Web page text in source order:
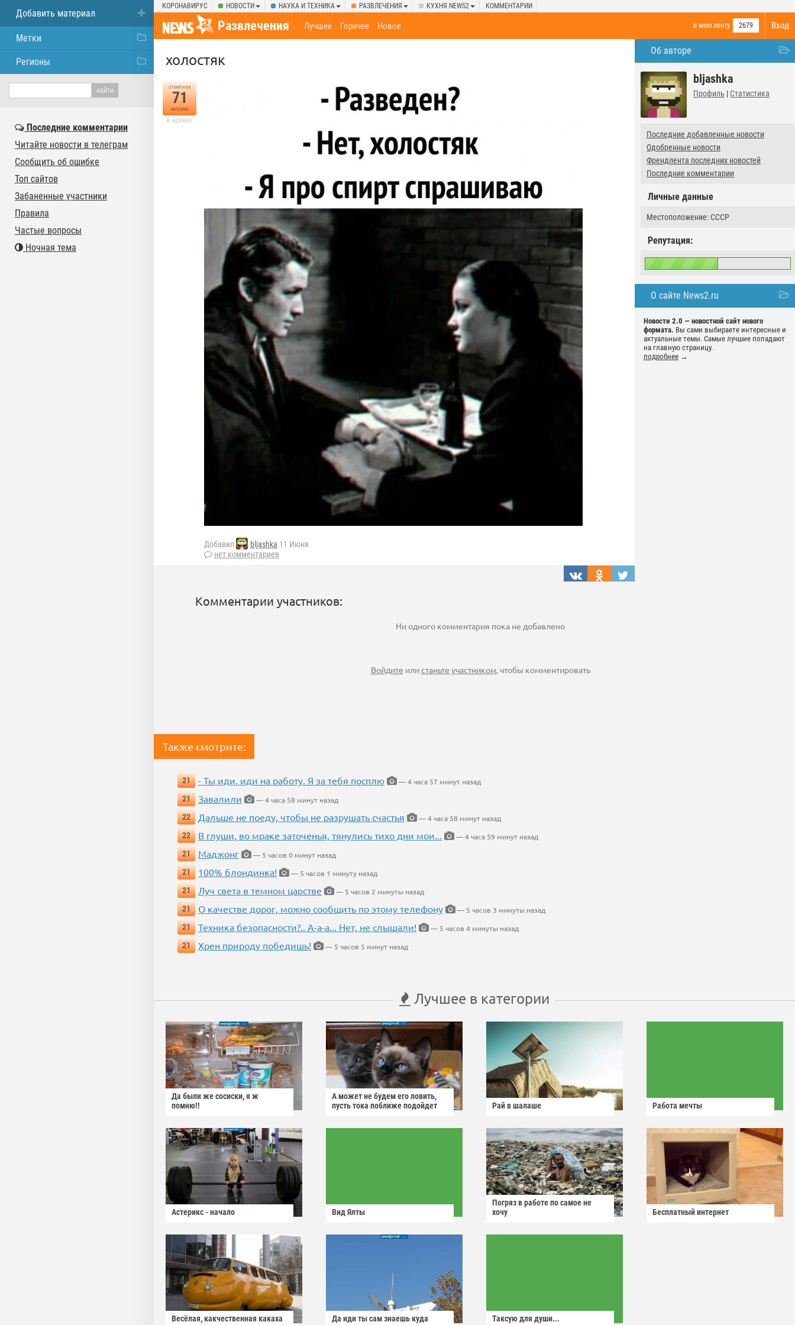
КОРОНАВИРУС НОВОСТИ НАУКА И ТЕХНИКА РАЗВЛЕЧЕНИЯ КУХНЯ NEWS2 КОММЕНТАРИИ
Вход
Развлечения в мою ленту 2679
Лучшее Горячее Новое
Об авторе
bljashka
Профиль | Статистика
Последние добавленные новости
Одобренные новости
Френдлента последних новостей
Последние комментарии
Личные данные
Местоположение: СССР
Репутация:
О сайте News2.ru
Новости 2.0 — новостной сайт нового
формата. Вы сами выбираете интересные и
актуальные темы. Самые лучшие попадают
на главную страницу.
подробнее →
холостяк
отметили
71
человек
в архиве
Добавил bljashka 11 Июня
нет комментариев
Комментарии участников:
Ни одного комментария пока не добавлено
Войдите илистаньте участником, чтобы комментировать
Также смотрите:
21 - Ты иди, иди на работу. Я за тебя посплю
— 4 часа 57 минут назад
21
Завалили
— 4 часа 58 минут назад
22
Дальше не поеду, чтобы не разрушать счастья
— 4 часа 58 минут назад
22
В глуши, во мраке заточенья, тянулись тихо дни мои...
— 4 часа 59 минут назад
21
Маджонг
— 5 часов 0 минут назад
21
100% блондинка!
— 5 часов 1 минуту назад
21
Луч света в темном царстве
— 5 часов 2 минуты назад
21
О качестве дорог, можно сообщить по этому телефону
— 5 часов 3 минуты назад
21
Техника безопасности?.. А-а-а... Нет, не слышали!
— 5 часов 4 минуты назад
21
Хрен природу победишь! — 5 часов 5 минут назад
Лучшее в категории
Да были же сосиски, я ж
помню!!
А может не будем его ловить,
пусть тока поближе подойдет
Рай в шалаше Работа мечты
Астерикс - начало Вид Ялты
Погряз в работе по самое не
хочу
Бесплатный интернет
Весёлая, какчественная какаха Да иди ты сам знаешь куда Таксую для души...
Добавить материал
Метки
Регионы
Последние комментарии
Читайте новости в телеграм
Сообщить об ошибке
Топ сайтов
Забаненные участники
Правила
Частые вопросы
Ночная тема